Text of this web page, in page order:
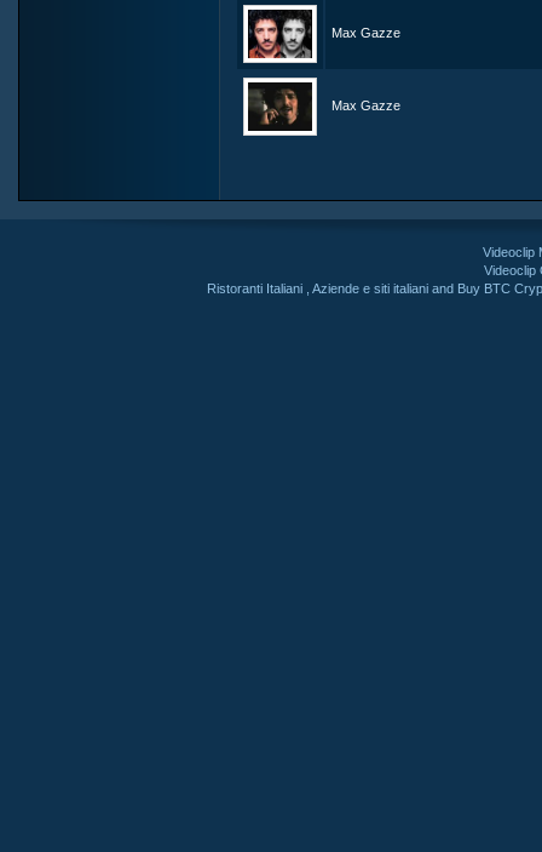
Max Gazze
Max Gazze
Videoclip
Videoclip
Ristoranti Italiani ,Aziende e siti italiani and Buy BTC